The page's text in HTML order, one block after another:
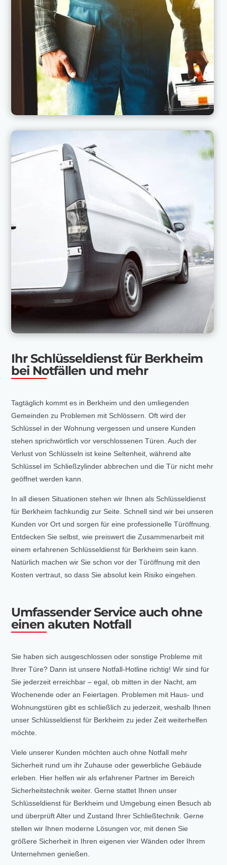
Ihr Schlüsseldienst für Berkheim
bei Notfällen und mehr
Tagtäglich kommt es in Berkheim und den umliegenden
Gemeinden zu Problemen mit Schlössern. Oft wird der
Schlüssel in der Wohnung vergessen und unsere Kunden
stehen sprichwörtlich vor verschlossenen Türen. Auch der
Verlust von Schlüsseln ist keine Seltenheit, während alte
Schlüssel im Schließzylinder abbrechen und die Tür nicht mehr
geöffnet werden kann.
In all diesen Situationen stehen wir Ihnen als Schlüsseldienst
für Berkheim fachkundig zur Seite. Schnell sind wir bei unseren
Kunden vor Ort und sorgen für eine professionelle Türöffnung.
Entdecken Sie selbst, wie preiswert die Zusammenarbeit mit
einem erfahrenen Schlüsseldienst für Berkheim sein kann.
Natürlich machen wir Sie schon vor der Türöffnung mit den
Kosten vertraut, so dass Sie absolut kein Risiko eingehen.
Umfassender Service auch ohne
einen akuten Notfall
Sie haben sich ausgeschlossen oder sonstige Probleme mit
Ihrer Türe? Dann ist unsere Notfall-Hotline richtig! Wir sind für
Sie jederzeit erreichbar – egal, ob mitten in der Nacht, am
Wochenende oder an Feiertagen. Problemen mit Haus- und
Wohnungstüren gibt es schließlich zu jederzeit, weshalb Ihnen
unser Schlüsseldienst für Berkheim zu jeder Zeit weiterhelfen
möchte.
Viele unserer Kunden möchten auch ohne Notfall mehr
Sicherheit rund um ihr Zuhause oder gewerbliche Gebäude
erleben. Hier helfen wir als erfahrener Partner im Bereich
Sicherheitstechnik weiter. Gerne stattet Ihnen unser
Schlüsseldienst für Berkheim und Umgebung einen Besuch ab
und überprüft Alter und Zustand Ihrer Schließtechnik. Gerne
stellen wir Ihnen moderne Lösungen vor, mit denen Sie
größere Sicherheit in Ihren eigenen vier Wänden oder Ihrem
Unternehmen genießen.